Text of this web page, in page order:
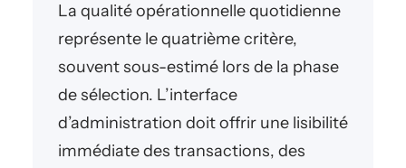
La qualité opérationnelle quotidienne
représente le quatrième critère,
souvent sous-estimé lors de la phase
de sélection. L’interface
d’administration doit offrir une lisibilité
immédiate des transactions, des